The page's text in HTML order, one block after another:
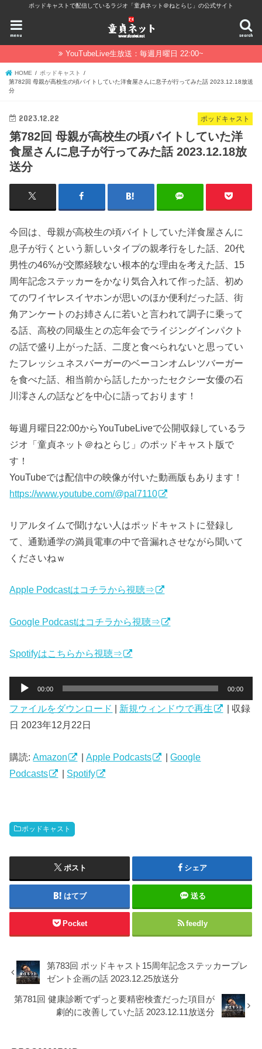
ポッドキャストで配信しているラジオ「童貞ネット＠ねとらじ」の公式サイト
search
menu
YouTubeLive生放送：毎週月曜日 22:00~
HOME
ポッドキャスト
第782回 母親が高校生の頃バイトしていた洋食屋さんに息子が行ってみた話 2023.12.18放送
分
ポッドキャスト
2023.12.22
第782回 母親が高校生の頃バイトしていた洋
食屋さんに息子が行ってみた話 2023.12.18放
送分
今回は、母親が高校生の頃バイトしていた洋食屋さんに
息子が行くという新しいタイプの親孝行をした話、20代
男性の46%が交際経験ない根本的な理由を考えた話、15
周年記念ステッカーをかなり気合入れて作った話、初め
てのワイヤレスイヤホンが思いのほか便利だった話、街
角アンケートのお姉さんに若いと言われて調子に乗って
る話、高校の同級生との忘年会でライジングインパクト
の話で盛り上がった話、二度と食べられないと思ってい
たフレッシュネスバーガーのベーコンオムレツバーガー
を食べた話、相当前から話したかったセクシー女優の石
川澪さんの話などを中心に語っております！
毎週月曜日22:00からYouTubeLiveで公開収録しているラ
ジオ「童貞ネット＠ねとらじ」のポッドキャスト版で
す！
YouTubeでは配信中の映像が付いた動画版もあります！
https://www.youtube.com/@pal7110
リアルタイムで聞けない人はポッドキャストに登録し
て、通勤通学の満員電車の中で音漏れさせながら聞いて
くださいねｗ
Apple Podcastはコチラから視聴⇒
Google Podcastはコチラから視聴⇒
Spotifyはこちらから視聴⇒
プ
レ
ヤ
ー
00:00 00:00
ファイルをダウンロード 新規ウィンドウで再生
収録
日 2023年12月22日
購読:Amazon |Apple Podcasts |Google
Podcasts
| Spotify
ポッドキャスト
ポスト シェア
はてブ 送る
Pocket feedly
第783回 ポッドキャスト15周年記念ステッカープレ
ゼント企画の話 2023.12.25放送分
第781回 健康診断でずっと要精密検査だった項目が
劇的に改善していた話 2023.12.11放送分